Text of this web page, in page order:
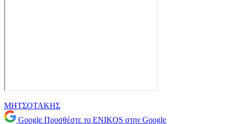
ΜΗΤΣΟΤΑΚΗΣ
Google Προσθέστε το ENIKOS στην Google